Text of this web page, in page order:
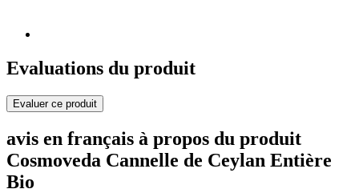
Evaluations du produit
Evaluer ce produit
avis en français à propos du produit
Cosmoveda Cannelle de Ceylan Entière
Bio